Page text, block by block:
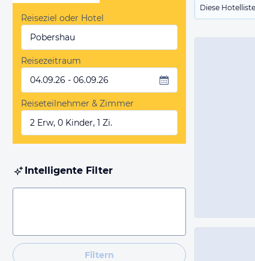
Diese
Reiseziel oder Hotel
Pobershau
Reisezeitraum
04.09.26 - 06.09.26
Reiseteilnehmer & Zimmer
2 Erw, 0 Kinder, 1 Zi.
Intelligente Filter
Filtern